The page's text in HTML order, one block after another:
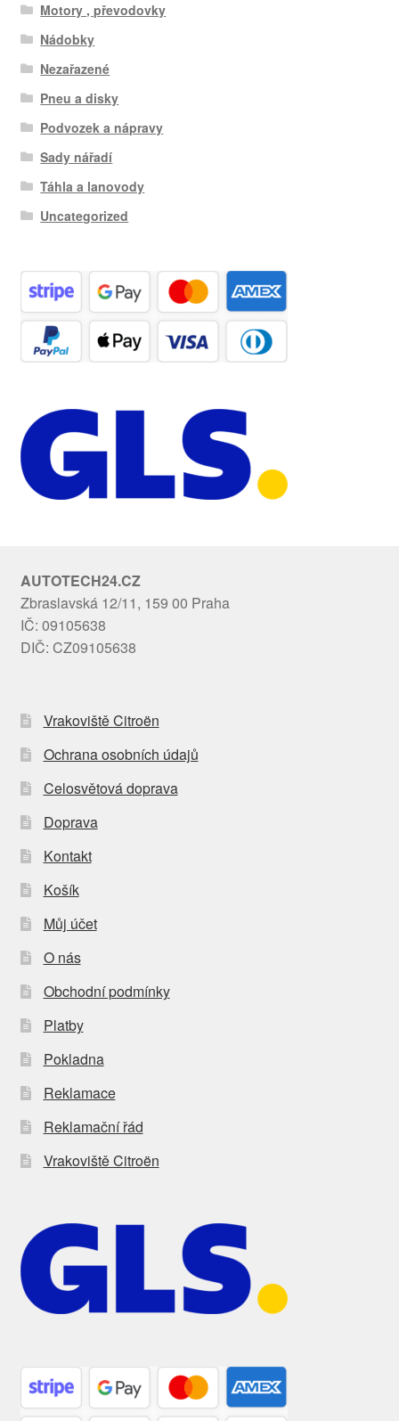
Motory , převodovky
Nádobky
Nezařazené
Pneu a disky
Podvozek a nápravy
Sady nářadí
Táhla a lanovody
Uncategorized
AUTOTECH24.CZ
Zbraslavská 12/11, 159 00 Praha
IČ: 09105638
DIČ: CZ09105638
Vrakoviště Citroën
Ochrana osobních údajů
Celosvětová doprava
Doprava
Kontakt
Košík
Můj účet
O nás
Obchodní podmínky
Platby
Pokladna
Reklamace
Reklamační řád
Vrakoviště Citroën